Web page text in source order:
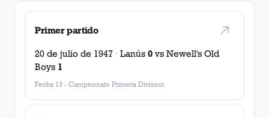
Primer partido
20 de julio de 1947 · Lanús 0vs Newell's Old
Boys 1
Fecha 13 - Campeonato Primera Division